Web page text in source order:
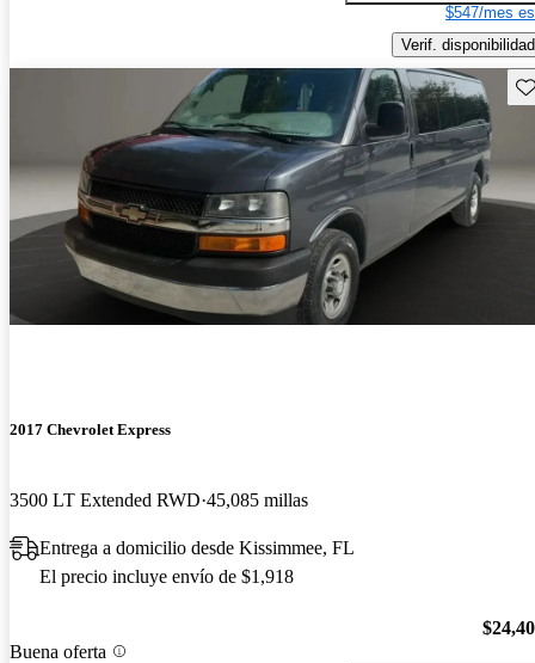
$547/mes
Verif. disponibilidad
2017 Chevrolet Express
3500 LT Extended RWD 45,085 millas
Entrega a domicilio desde Kissimmee, FL
El precio incluye envío de $1,918
Buena oferta